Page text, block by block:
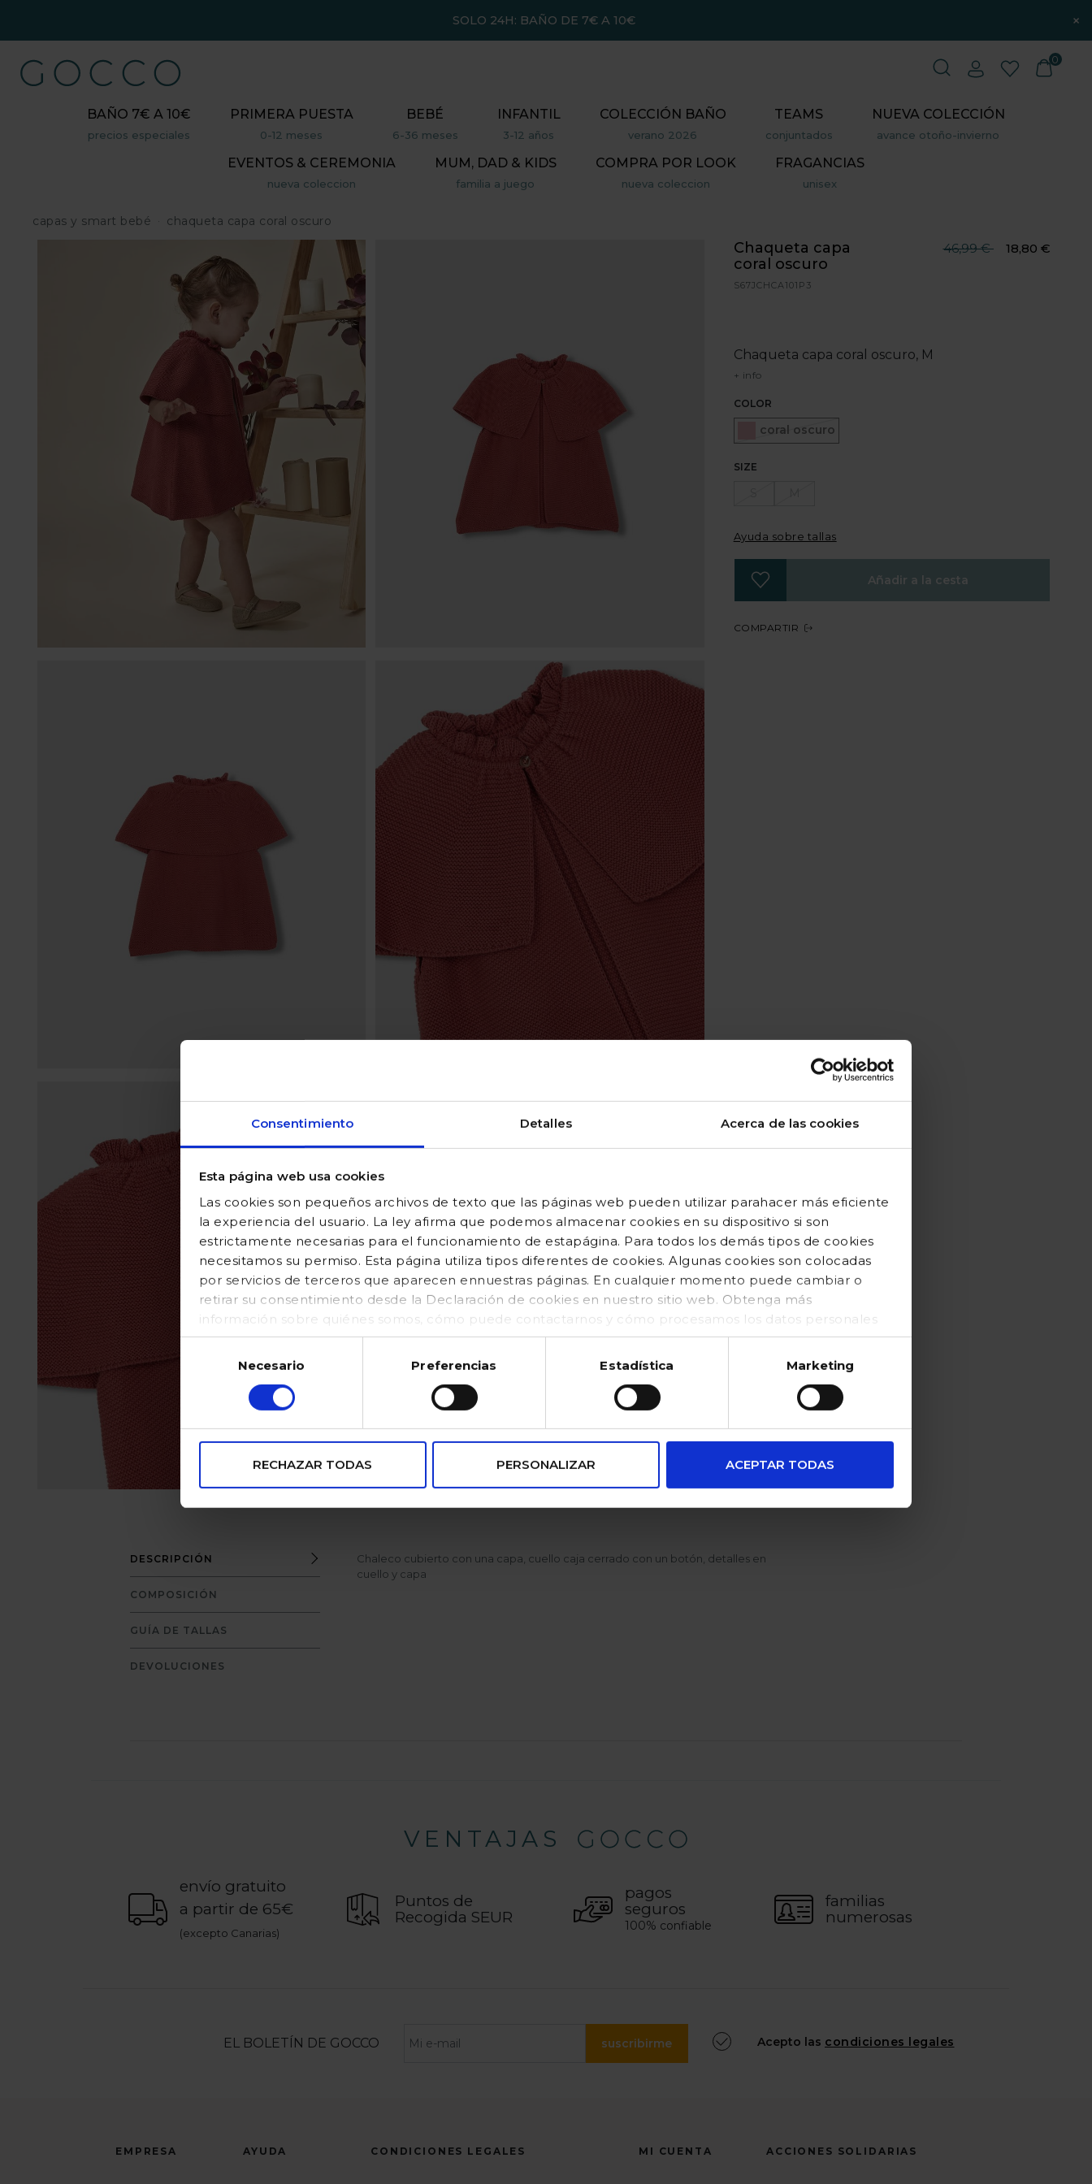
Consentimiento Detalles Acerca de las cookies
Esta página web usa cookies
Las cookies son pequeños archivos de texto que las páginas web pueden utilizar parahacer más eficiente
la experiencia del usuario. La ley afirma que podemos almacenar cookies en su dispositivo si son
estrictamente necesarias para el funcionamiento de estapágina. Para todos los demás tipos de cookies
necesitamos su permiso. Esta página utiliza tipos diferentes de cookies. Algunas cookies son colocadas
por servicios de terceros que aparecen ennuestras páginas. En cualquier momento puede cambiar o
retirar su consentimiento desde la Declaración de cookies en nuestro sitio web. Obtenga más
información sobre quiénes somos, cómo puede contactarnos y cómo procesamos los datos personales
en nuestraPolítica de cookies (https://www.gocco.es/cookies-policy.html)
consentimiento
Necesario Preferencias Estadística Marketing
RECHAZAR TODAS PERSONALIZAR ACEPTAR TODAS
SOLO 24H: BAÑO DE 7€ A 10€ ×
BAÑO 7€ A 10€
precios especiales
PRIMERA PUESTA
0-12 meses
BEBÉ
6-36 meses
INFANTIL
3-12 años
COLECCIÓN BAÑO
verano 2026
TEAMS
conjuntados
NUEVA COLECCIÓN
avance otoño-invierno
EVENTOS & CEREMONIA
nueva coleccion
MUM, DAD & KIDS
familia a juego
COMPRA POR LOOK
nueva coleccion
FRAGANCIAS
unisex
0
capas y smart bebé chaqueta capa coral oscuro
Chaqueta capa
coral oscuro
Precio reducido desde
46,99 €hasta
18,80 €
S67JCHCA101P3
Chaqueta capa coral oscuro, M
+ info
COLOR
coral oscuro
Seleccionado
SIZE
Ayuda sobre tallas
Añadir a la cesta
COMPARTIR
DESCRIPCIÓN
COMPOSICIÓN
GUÍA DE TALLAS
DEVOLUCIONES
Chaleco cubierto con una capa, cuello caja cerrado con un botón, detalles en
cuello y capa
VENTAJAS
envío gratuito
a partir de 65€
(excepto Canarias)
Puntos de
Recogida SEUR
pagos
seguros
100% confiable
familias
numerosas
EL BOLETÍN DE GOCCO suscribirme Acepto las condiciones legales
EMPRESA AYUDA CONDICIONES LEGALES MI CUENTA ACCIONES SOLIDARIAS